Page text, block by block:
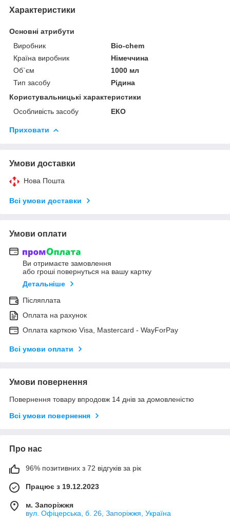
Характеристики
Основні атрибути
Виробник
Bio-chem
Країна виробник
Німеччина
Об`єм
1000 мл
Тип засобу
Рідина
Користувальницькі характеристики
Особливість засобу
ЕКО
Приховати
Умови доставки
Нова Пошта
Всі умови доставки
Умови оплати
Ви отримаєте замовлення
або гроші повернуться на вашу картку
Детальніше
Післяплата
Оплата на рахунок
Оплата карткою Visa, Mastercard - WayForPay
Всі умови оплати
Умови повернення
Повернення товару впродовж 14 днів за домовленістю
Всі умови повернення
Про нас
96% позитивних з 72 відгуків за рік
Працює з 19.12.2023
м. Запоріжжя
вул. Офіцерська, б. 26, Запоріжжя, Україна